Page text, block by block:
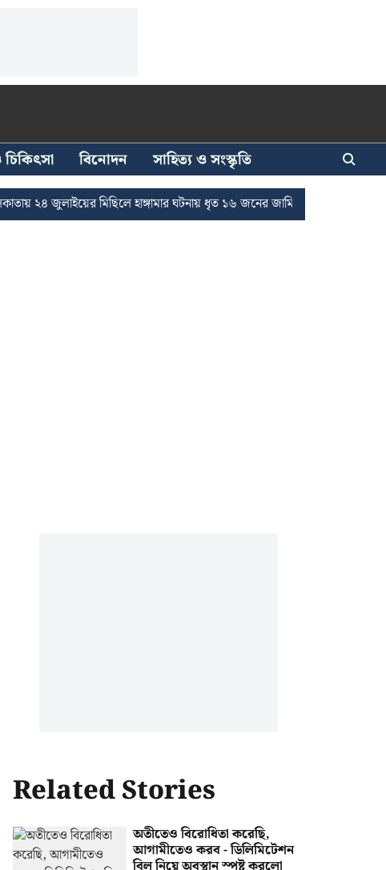
চিকিৎসা বিনোদন সাহিত্য ও সংস্কৃতি
জুলাইয়ের মিছিলে হাঙ্গামার ঘটনায় ধৃত ১৬ জনের জামিন
Related Stories
অতীতেও বিরোধিতা করেছি,
আগামীতেও করব - ডিলিমিটেশন